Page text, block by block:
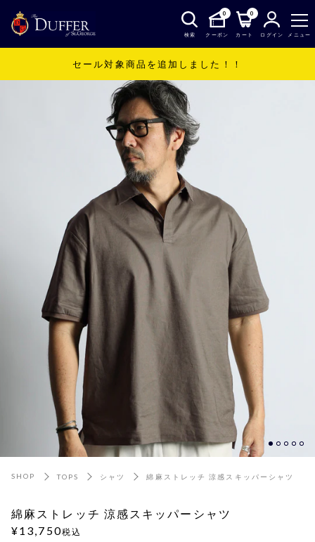
検索
0
クーポン
0
カート ログイン メニュー
セール対象商品を追加しました！！
SHOP TOPS シャツ 綿麻ストレッチ 涼感スキッパーシャツ
綿麻ストレッチ 涼感スキッパーシャツ
¥13,750税込